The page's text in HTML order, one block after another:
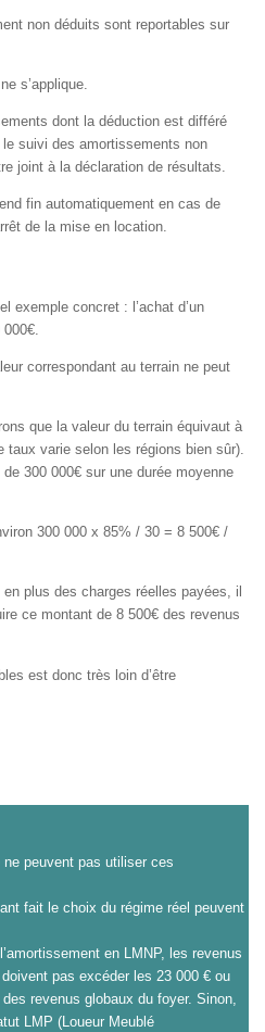
non déduits sont reportables sur
s’applique.
dont la déduction est différé
suivi des amortissements non
joint à la déclaration de résultats.
fin automatiquement en cas de
de la mise en location.
exemple concret : l’achat d’un
correspondant au terrain ne peut
que la valeur du terrain équivaut à
taux varie selon les régions bien sûr).
300 000€ sur une durée moyenne
300 000 x 85% / 30 = 8 500€ /
plus des charges réelles payées, il
ce montant de 8 500€ des revenus
est donc très loin d’être
peuvent pas utiliser ces
fait le choix du régime réel peuvent
en LMNP, les revenus
pas excéder les 23 000 € ou
revenus globaux du foyer. Sinon,
LMP (Loueur Meublé